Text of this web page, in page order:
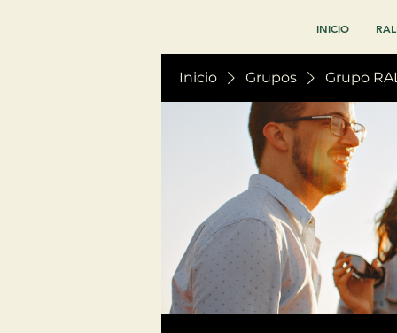
INICIO
Inicio Grupos Grupo